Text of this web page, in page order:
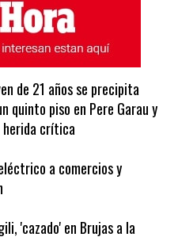
de 21 años se precipita
quinto piso en Pere Garau y
crítica
a comercios y
'cazado' en Brujas a la